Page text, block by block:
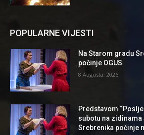
POPULARNE VIJESTI
Na Starom gradu
počinje OGUS
8 Augusta, 2026
Predstavom
subotu na
Srebrenika počinje